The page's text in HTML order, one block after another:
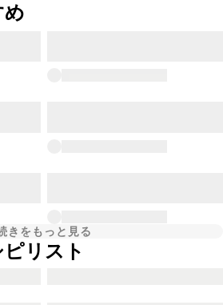
きをもっと見る
リスト